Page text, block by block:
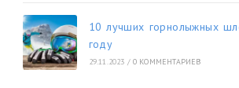
10 лучших горнолыжных
году
29.11.2023 / 0 КОММЕНТАРИЕВ